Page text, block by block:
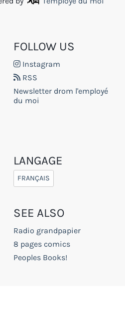
FOLLOW US
Instagram
RSS
Newsletter drom l'employé
du moi
LANGAGE
FRANÇAIS
SEE ALSO
Radio grandpapier
8 pages comics
Peoples Books!